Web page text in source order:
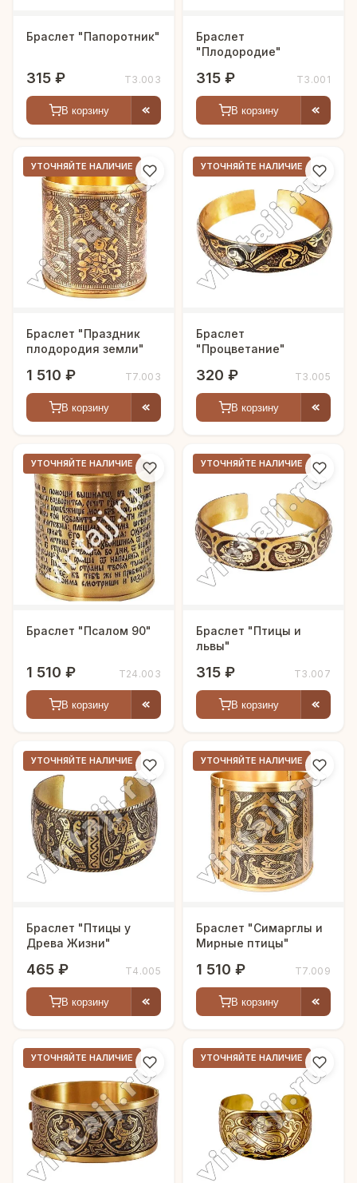
Браслет "Папоротник"
315 ₽ Т3.003
В корзину
Браслет
"Плодородие"
315 ₽ Т3.001
В корзину
УТОЧНЯЙТЕ НАЛИЧИЕ
Браслет "Праздник
плодородия земли"
1 510 ₽ Т7.003
В корзину
УТОЧНЯЙТЕ НАЛИЧИЕ
Браслет
"Процветание"
320 ₽ Т3.005
В корзину
УТОЧНЯЙТЕ НАЛИЧИЕ
Браслет "Псалом 90"
1 510 ₽ Т24.003
В корзину
УТОЧНЯЙТЕ НАЛИЧИЕ
Браслет "Птицы и
львы"
315 ₽ Т3.007
В корзину
УТОЧНЯЙТЕ НАЛИЧИЕ
Браслет "Птицы у
Древа Жизни"
465 ₽ Т4.005
В корзину
УТОЧНЯЙТЕ НАЛИЧИЕ
Браслет "Симарглы и
Мирные птицы"
1 510 ₽ Т7.009
В корзину
УТОЧНЯЙТЕ НАЛИЧИЕ УТОЧНЯЙТЕ НАЛИЧИЕ